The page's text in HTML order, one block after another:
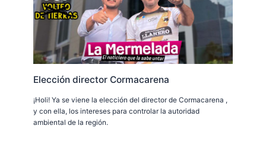
Elección director Cormacarena
¡Holi! Ya se viene la elección del director de Cormacarena ,
y con ella, los intereses para controlar la autoridad
ambiental de la región.